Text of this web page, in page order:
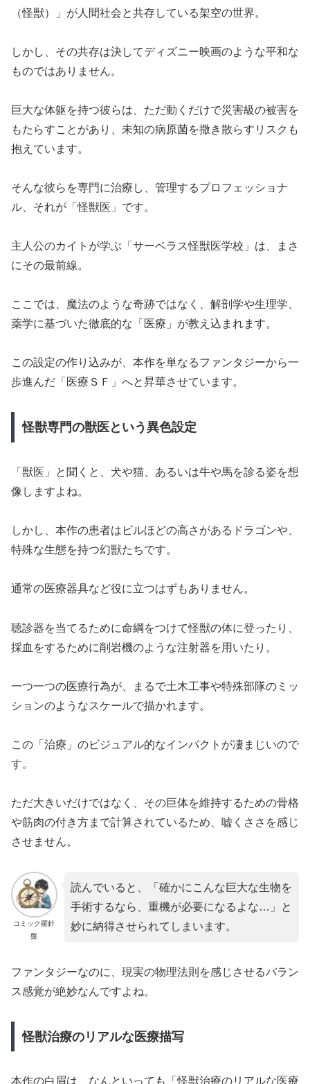
（怪獣）」が人間社会と共存している架空の世界。
しかし、その共存は決してディズニー映画のような平和な
ものではありません。
巨大な体躯を持つ彼らは、ただ動くだけで災害級の被害を
もたらすことがあり、未知の病原菌を撒き散らすリスクも
抱えています。
そんな彼らを専門に治療し、管理するプロフェッショナ
ル、それが「怪獣医」です。
主人公のカイトが学ぶ「サーベラス怪獣医学校」は、まさ
にその最前線。
ここでは、魔法のような奇跡ではなく、解剖学や生理学、
薬学に基づいた徹底的な「医療」が教え込まれます。
この設定の作り込みが、本作を単なるファンタジーから一
歩進んだ「医療ＳＦ」へと昇華させています。
怪獣専門の獣医という異色設定
「獣医」と聞くと、犬や猫、あるいは牛や馬を診る姿を想
像しますよね。
しかし、本作の患者はビルほどの高さがあるドラゴンや、
特殊な生態を持つ幻獣たちです。
通常の医療器具など役に立つはずもありません。
聴診器を当てるために命綱をつけて怪獣の体に登ったり、
採血をするために削岩機のような注射器を用いたり。
一つ一つの医療行為が、まるで土木工事や特殊部隊のミッ
ションのようなスケールで描かれます。
この「治療」のビジュアル的なインパクトが凄まじいので
す。
ただ大きいだけではなく、その巨体を維持するための骨格
や筋肉の付き方まで計算されているため、嘘くささを感じ
させません。
コミック羅針
盤
読んでいると、「確かにこんな巨大な生物を
手術するなら、重機が必要になるよな…」と
妙に納得させられてしまいます。
ファンタジーなのに、現実の物理法則を感じさせるバラン
ス感覚が絶妙なんですよね。
怪獣治療のリアルな医療描写
本作の白眉は、なんといっても「怪獣治療のリアルな医療